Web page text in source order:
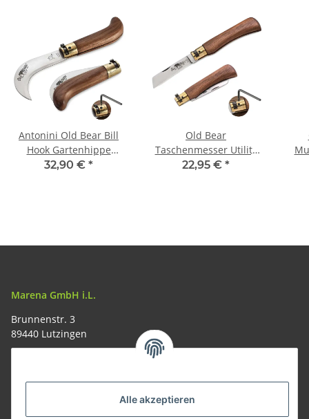
Alle akzeptieren
Antonini Old Bear Bill
Hook Gartenhippe
Gärtnermesser
32,90 € *
Old Bear
Taschenmesser Utility
Biltong Walnuss
22,95 € *
Marena GmbH i.L.
Brunnenstr. 3
89440 Lutzingen